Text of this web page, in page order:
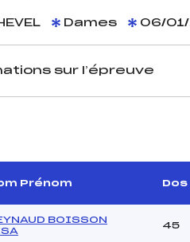
Dames 06/01/
sur l’épreuve
Prénom Dos
BOISSON
45